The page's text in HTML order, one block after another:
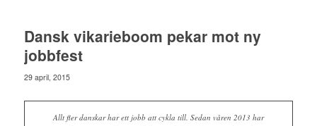
Dansk vikarieboom pekar mot ny
jobbfest
29 april, 2015
Allt fler danskar har ett jobb att cykla till. Sedan våren 2013 har